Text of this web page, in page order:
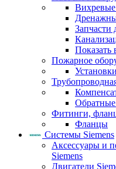
Запчасти
Показать
Пожарное
Фитинги,
Фланцы
Системы Siemens
Аксессуары и
Siemens
Двигатели